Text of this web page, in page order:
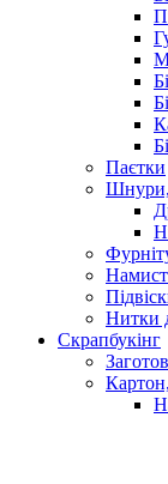
Паєтки
Шнури,
Нитки
Скрапбукінг